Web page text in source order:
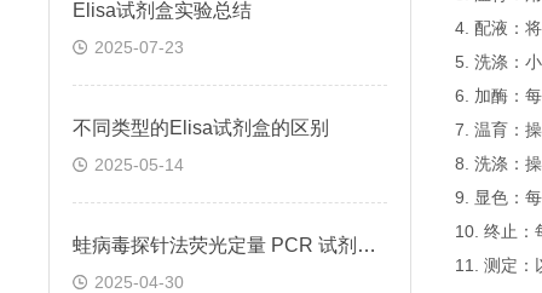
Elisa试剂盒实验总结
2025-07-23
不同类型的Elisa试剂盒的区别
2025-05-14
蛙病毒探针法荧光定量 PCR 试剂盒定量定性检测
2025-04-30
4. 配液：
5. 洗涤：
6. 加酶：
7. 温育：
8. 洗涤：
9. 显色：
10. 终止：
11. 测定：